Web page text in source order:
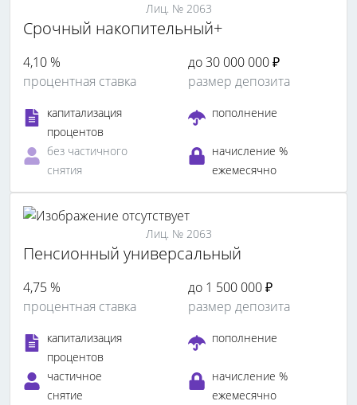
Лиц. № 2063
Срочный накопительный+
4,10 %
процентная ставка
до 30 000 000 ₽
размер депозита
капитализация
процентов
пополнение
без частичного
снятия
начисление %
ежемесячно
Лиц. № 2063
Пенсионный универсальный
4,75 %
процентная ставка
до 1 500 000 ₽
размер депозита
капитализация
процентов
пополнение
частичное
снятие
начисление %
ежемесячно